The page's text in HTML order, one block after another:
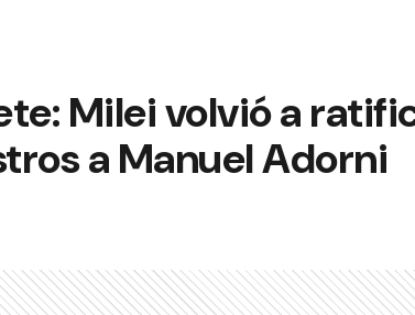
Milei volvió a
a Manuel Adorni